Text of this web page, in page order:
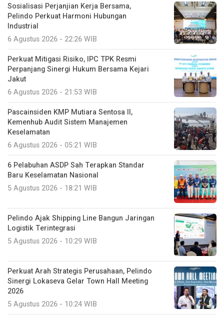
Sosialisasi Perjanjian Kerja Bersama,
Pelindo Perkuat Harmoni Hubungan
Industrial
6 Agustus 2026 - 22:26 WIB
Perkuat Mitigasi Risiko, IPC TPK Resmi
Perpanjang Sinergi Hukum Bersama Kejari
Jakut
6 Agustus 2026 - 21:53 WIB
Pascainsiden KMP Mutiara Sentosa II,
Kemenhub Audit Sistem Manajemen
Keselamatan
6 Agustus 2026 - 05:21 WIB
6 Pelabuhan ASDP Sah Terapkan Standar
Baru Keselamatan Nasional
5 Agustus 2026 - 18:21 WIB
Pelindo Ajak Shipping Line Bangun Jaringan
Logistik Terintegrasi
5 Agustus 2026 - 10:29 WIB
Perkuat Arah Strategis Perusahaan, Pelindo
Sinergi Lokaseva Gelar Town Hall Meeting
2026
5 Agustus 2026 - 10:24 WIB